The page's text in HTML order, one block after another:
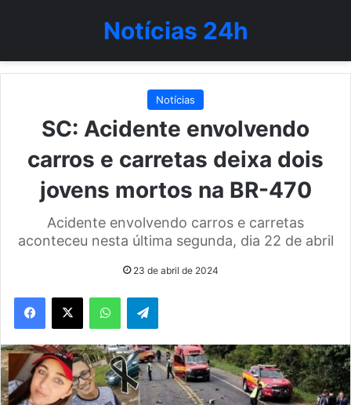
Notícias 24h
Notícias
SC: Acidente envolvendo
carros e carretas deixa dois
jovens mortos na BR-470
Acidente envolvendo carros e carretas
aconteceu nesta última segunda, dia 22 de abril
23 de abril de 2024
WhatsAppTelegram